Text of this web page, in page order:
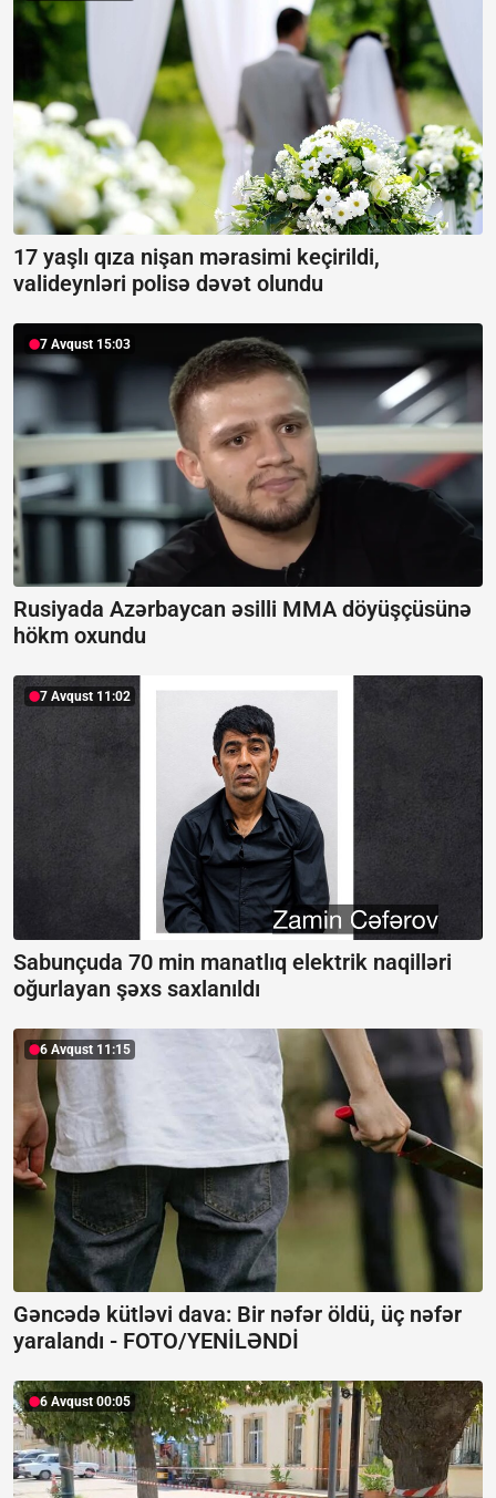
17 yaşlı qıza nişan mərasimi keçirildi,
valideynləri polisə dəvət olundu
7 Avqust 15:03
Rusiyada Azərbaycan əsilli MMA döyüşçüsünə
hökm oxundu
7 Avqust 11:02
Sabunçuda 70 min manatlıq elektrik naqilləri
oğurlayan şəxs saxlanıldı
6 Avqust 11:15
Gəncədə kütləvi dava: Bir nəfər öldü, üç nəfər
yaralandı - FOTO/YENİLƏNDİ
6 Avqust 00:05